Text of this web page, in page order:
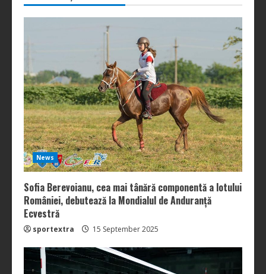
News
Sofia Berevoianu, cea mai tânără componentă a lotului
României, debutează la Mondialul de Anduranță
Ecvestră
sportextra 15 September 2025